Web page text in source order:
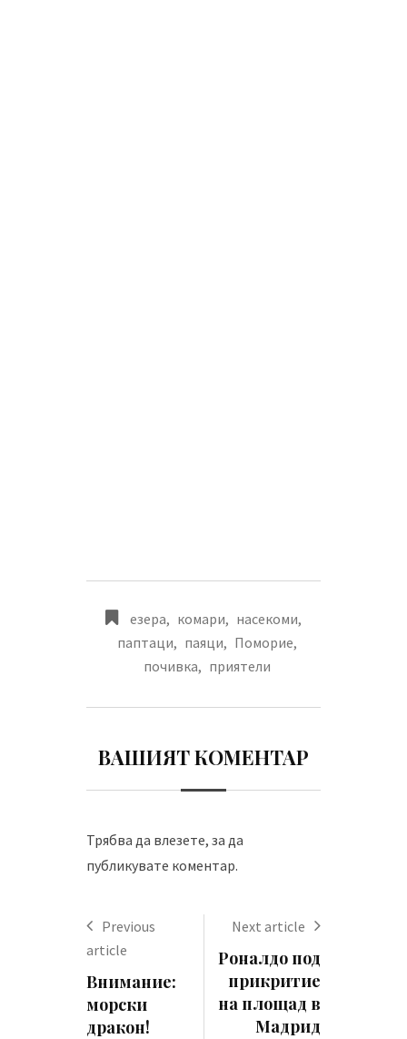
езера, комари, насекоми,
паптаци, паяци, Поморие,
почивка, приятели
ВАШИЯТ КОМЕНТАР
Трябва да влезете, за да
публикувате коментар.
Previous
article
Внимание:
морски
дракон!
Next article
Роналдо под
прикритие
на площад в
Мадрид